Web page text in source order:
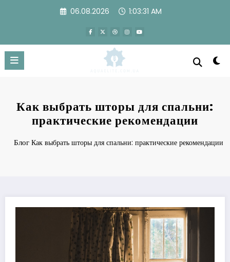
06.08.2026 1:03:32 AM
Как выбрать шторы для спальни:
практические рекомендации
Блог Как выбрать шторы для спальни: практические рекомендации